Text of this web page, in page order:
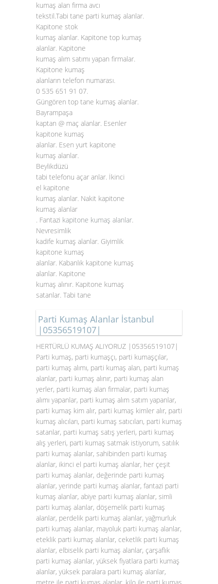
kumaş alan firma avcı
tekstil.Tabi tane parti kumaş alanlar.
Kapitone stok
kumaş alanlar. Kapitone top kumaş
alanlar. Kapitone
kumaş alım satımı yapan firmalar.
Kapitone kumaş
alanların telefon numarası.
0 535 651 91 07.
Güngören top tane kumaş alanlar.
Bayrampaşa
kaptan @ maç alanlar. Esenler
kapitone kumaş
alanlar. Esen yurt kapitone
kumaş alanlar.
Beylikdüzü
tabi telefonu açar anlar. İkinci
el kapitone
kumaş alanlar. Nakit kapitone
kumaş alanlar
. Fantazi kapitone kumaş alanlar.
Nevresimlik
kadife kumaş alanlar. Giyimlik
kapitone kumaş
alanlar. Kabanlık kapitone kumaş
alanlar. Kapitone
kumaş alınır. Kapitone kumaş
satanlar. Tabi tane
Parti Kumaş Alanlar İstanbul
|05356519107|
HERTÜRLÜ KUMAŞ ALIYORUZ |05356519107|
Parti kumaş, parti kumaşçı, parti kumaşçılar,
parti kumaş alımı, parti kumaş alan, parti kumaş
alanlar, parti kumaş alınır, parti kumaş alan
yerler, parti kumaş alan firmalar, parti kumaş
alımı yapanlar, parti kumaş alım satım yapanlar,
parti kumaş kim alır, parti kumaş kimler alır, parti
kumaş alıcıları, parti kumaş satıcıları, parti kumaş
satanlar, parti kumaş satış yerleri, parti kumaş
alış yerleri, parti kumaş satmak istiyorum, satılık
parti kumaş alanlar, sahibinden parti kumaş
alanlar, ikinci el parti kumaş alanlar, her çeşit
parti kumaş alanlar, değerinde parti kumaş
alanlar, yerinde parti kumaş alanlar, fantazi parti
kumaş alanlar, abiye parti kumaş alanlar, simli
parti kumaş alanlar, döşemelik parti kumaş
alanlar, perdelik parti kumaş alanlar, yağmurluk
parti kumaş alanlar, mayoluk parti kumaş alanlar,
eteklik parti kumaş alanlar, ceketlik parti kumaş
alanlar, elbiselik parti kumaş alanlar, çarşaflık
parti kumaş alanlar, yüksek fiyatlara parti kumaş
alanlar, yüksek paralara parti kumaş alanlar,